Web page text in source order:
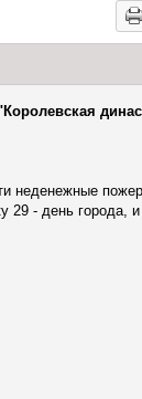
неденежные
29 - день города,